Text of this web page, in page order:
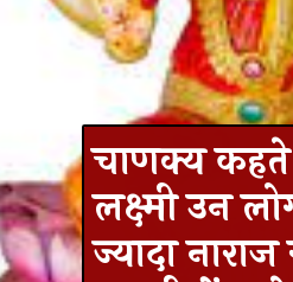
चाणक्य कहते
लक्ष्मी उन
ज्यादा